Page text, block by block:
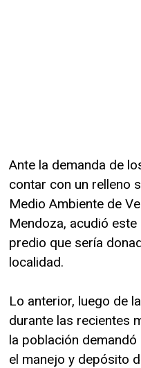
Ante la demanda de
contar con un relleno
Medio Ambiente de
Mendoza, acudió
predio que sería
localidad.
Lo anterior, luego de
durante las recientes
la población
el manejo y depósito